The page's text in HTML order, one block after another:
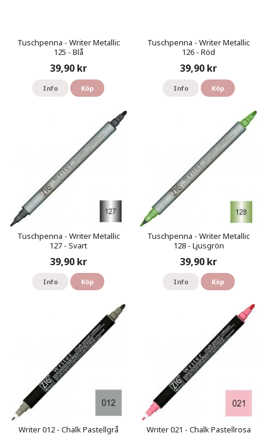
Tuschpenna - Writer Metallic
125 - Blå
39,90 kr
Info Köp
Tuschpenna - Writer Metallic
126 - Röd
39,90 kr
Info Köp
Tuschpenna - Writer Metallic
127 - Svart
39,90 kr
Info Köp
Tuschpenna - Writer Metallic
128 - Ljusgrön
39,90 kr
Info Köp
Writer 012 - Chalk Pastellgrå Writer 021 - Chalk Pastellrosa